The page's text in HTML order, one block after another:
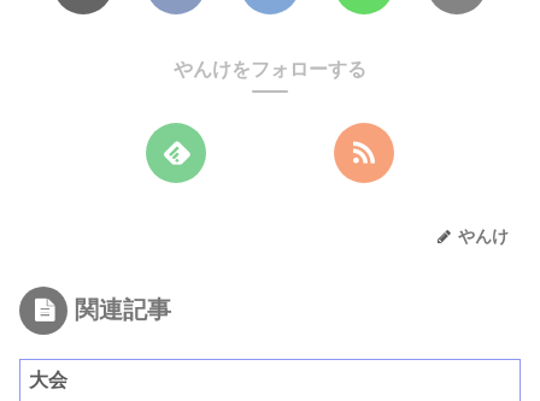
やんけをフォローする
やんけ
関連記事
大会